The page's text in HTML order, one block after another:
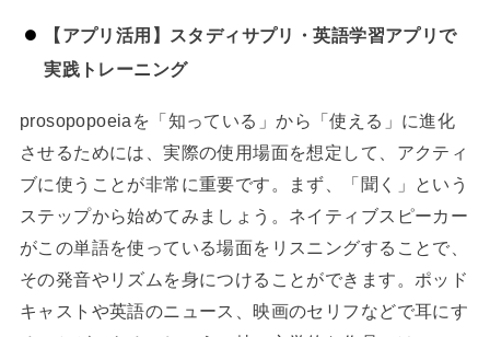
【アプリ活用】スタディサプリ・英語学習アプリで
実践トレーニング
prosopopoeiaを「知っている」から「使える」に進化
させるためには、実際の使用場面を想定して、アクティ
ブに使うことが非常に重要です。まず、「聞く」という
ステップから始めてみましょう。ネイティブスピーカー
がこの単語を使っている場面をリスニングすることで、
その発音やリズムを身につけることができます。ポッド
キャストや英語のニュース、映画のセリフなどで耳にす